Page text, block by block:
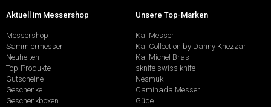
Aktuell im Messershop
Messershop
Sammlermesser
Neuheiten
Top-Produkte
Gutscheine
Geschenke
Geschenkboxen
Unsere Top-Marken
Kai Messer
Kai Collection by Danny Khezzar
Kai Michel Bras
sknife swiss knife
Nesmuk
Caminada Messer
Güde